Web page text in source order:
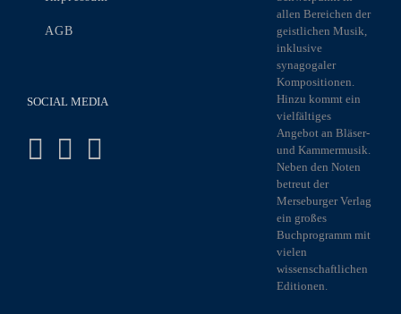
AGB
SOCIAL MEDIA
allen Bereichen der
geistlichen Musik,
inklusive
synagogaler
Kompositionen.
Hinzu kommt ein
vielfältiges
Angebot an Bläser-
und Kammermusik.
Neben den Noten
betreut der
Merseburger Verlag
ein großes
Buchprogramm mit
vielen
wissenschaftlichen
Editionen.